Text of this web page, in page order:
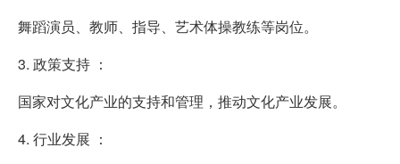
舞蹈演员、教师、指导、艺术体操教练等岗位。
3. 政策支持 ：
国家对文化产业的支持和管理，推动文化产业发展。
4. 行业发展 ：